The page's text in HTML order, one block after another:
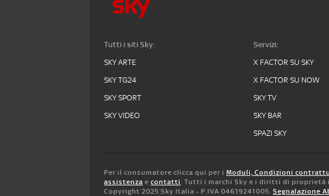
Tutti i siti Sky:
SKY ARTE
SKY TG24
SKY SPORT
SKY VIDEO
Servizi:
X FACTOR SU SKY
X FACTOR SU NOW
SKY TV
SKY BAR
SPAZI SKY
Per il consumatore clicca qui per i Moduli, Condizioni
assistenza e contatti. Tutti i marchi Sky e i diritti di
Copyright 2025 Sky Italia - P.IVA 04619241005. Segnalazione